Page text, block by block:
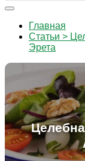
Главная
Статьи >
Эрета